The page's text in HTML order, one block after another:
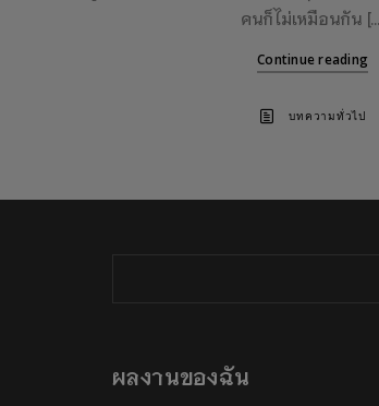
คนก็ไม่เหมือนกัน
Continue reading
บทความทั่วไป
ผลงานของฉัน